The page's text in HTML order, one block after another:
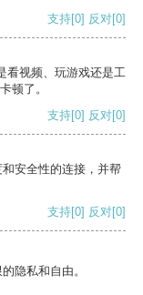
支持[0] 反对[0]
看视频、玩游戏还是工
顿了。
支持[0] 反对[0]
安全性的连接，并帮
支持[0] 反对[0]
隐私和自由。